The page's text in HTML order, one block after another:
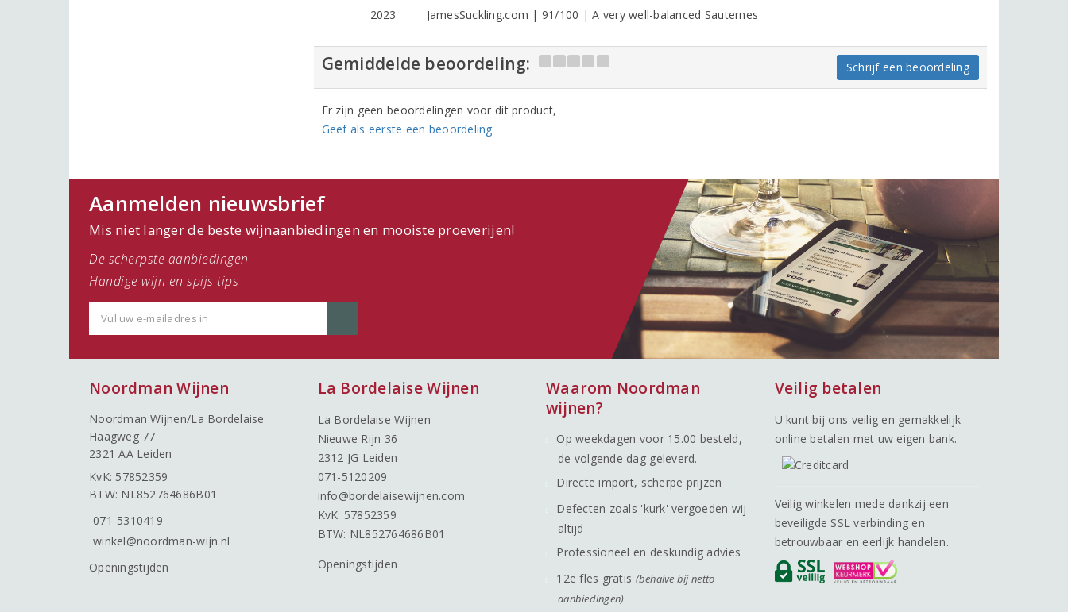
2023
JamesSuckling.com | 91/100 | A very well-balanced Sauternes
Gemiddelde beoordeling: Schrijf een beoordeling
Er zijn geen beoordelingen voor dit product,
Geef als eerste een beoordeling
Aanmelden nieuwsbrief
Mis niet langer de beste wijnaanbiedingen en mooiste proeverijen!
De scherpste aanbiedingen
Handige wijn en spijs tips
Noordman Wijnen
Noordman Wijnen/La Bordelaise
Haagweg 77
2321 AA Leiden
KvK: 57852359
BTW: NL852764686B01
071-5310419
winkel@noordman-wijn.nl
Openingstijden
La Bordelaise Wijnen
La Bordelaise Wijnen
Nieuwe Rijn 36
2312 JG Leiden
071-5120209
info@bordelaisewijnen.com
KvK: 57852359
BTW: NL852764686B01
Openingstijden
Waarom Noordman
wijnen?
Op weekdagen voor 15.00 besteld,
de volgende dag geleverd.
Directe import, scherpe prijzen
Defecten zoals 'kurk' vergoeden wij
altijd
Professioneel en deskundig advies
12e fles gratis (behalve bij netto
aanbiedingen)
Veilig betalen
U kunt bij ons veilig en gemakkelijk
online betalen met uw eigen bank.
Veilig winkelen mede dankzij een
beveiligde SSL verbinding en
betrouwbaar en eerlijk handelen.